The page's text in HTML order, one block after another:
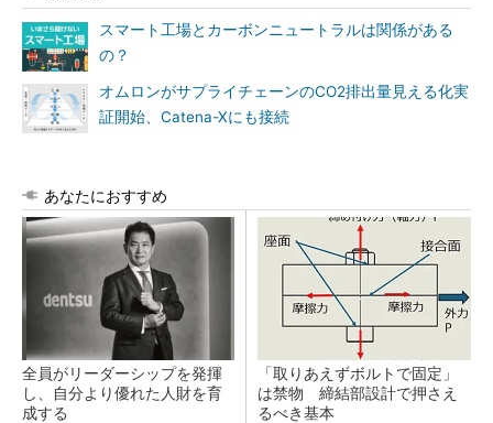
スマート工場とカーボンニュートラルは関係がある
の？
オムロンがサプライチェーンのCO2排出量見える化実
証開始、Catena-Xにも接続
あなたにおすすめ
全員がリーダーシップを発揮
し、自分より優れた人財を育
成する
「取りあえずボルトで固定」
は禁物 締結部設計で押さえ
るべき基本